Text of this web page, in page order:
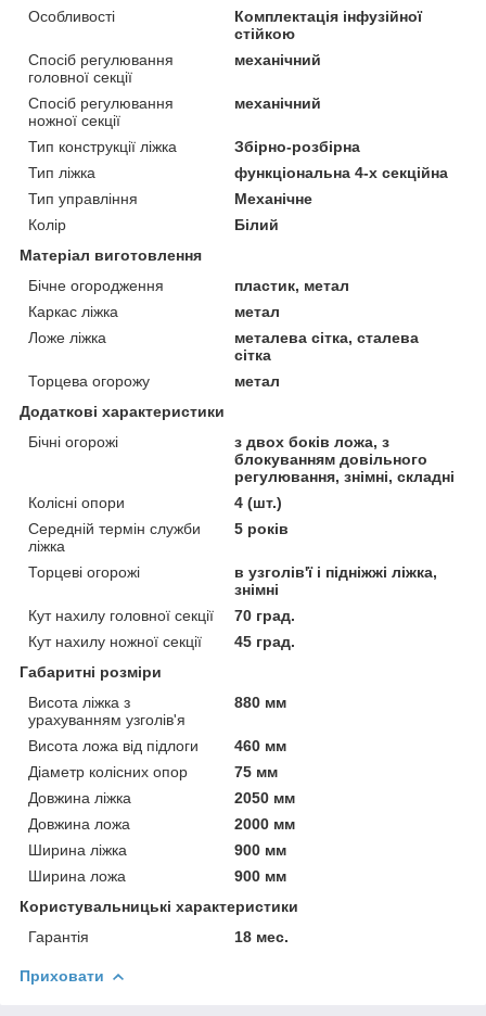
Особливості
Комплектація інфузійної
стійкою
Спосіб регулювання
головної секції
механічний
Спосіб регулювання
ножної секції
механічний
Тип конструкції ліжка
Збірно-розбірна
Тип ліжка
функціональна 4-х секційна
Тип управління
Механічне
Колір
Білий
Матеріал виготовлення
Бічне огородження
пластик, метал
Каркас ліжка
метал
Ложе ліжка
металева сітка, сталева
сітка
Торцева огорожу
метал
Додаткові характеристики
Бічні огорожі
з двох боків ложа, з
блокуванням довільного
регулювання, знімні, складні
Колісні опори
4 (шт.)
Середній термін служби
ліжка
5 років
Торцеві огорожі
в узголів'ї і підніжжі ліжка,
знімні
Кут нахилу головної секції
70 град.
Кут нахилу ножної секції
45 град.
Габаритні розміри
Висота ліжка з
урахуванням узголів'я
880 мм
Висота ложа від підлоги
460 мм
Діаметр колісних опор
75 мм
Довжина ліжка
2050 мм
Довжина ложа
2000 мм
Ширина ліжка
900 мм
Ширина ложа
900 мм
Користувальницькі характеристики
Гарантія
18 мес.
Приховати